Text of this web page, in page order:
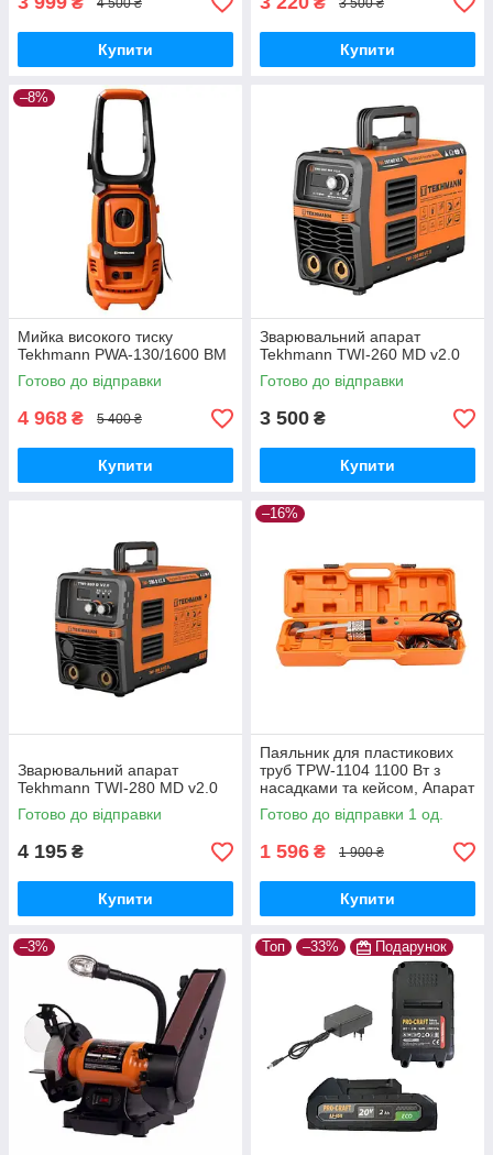
Купити Купити
–8%
Мийка високого тиску
Tekhmann PWA-130/1600 BM
Готово до відправки
4 968 ₴ 5 400 ₴
Купити
Зварювальний апарат
Tekhmann TWI-260 MD v2.0
Готово до відправки
3 500 ₴
Купити
Зварювальний апарат
Tekhmann TWI-280 MD v2.0
Готово до відправки
4 195 ₴
Купити
–16%
Паяльник для пластикових
труб TPW-1104 1100 Вт з
насадками та кейсом, Апарат
для зварювання пластикових
труб
Готово до відправки 1 од.
1 596 ₴ 1 900 ₴
Купити
–3% Топ –33% Подарунок